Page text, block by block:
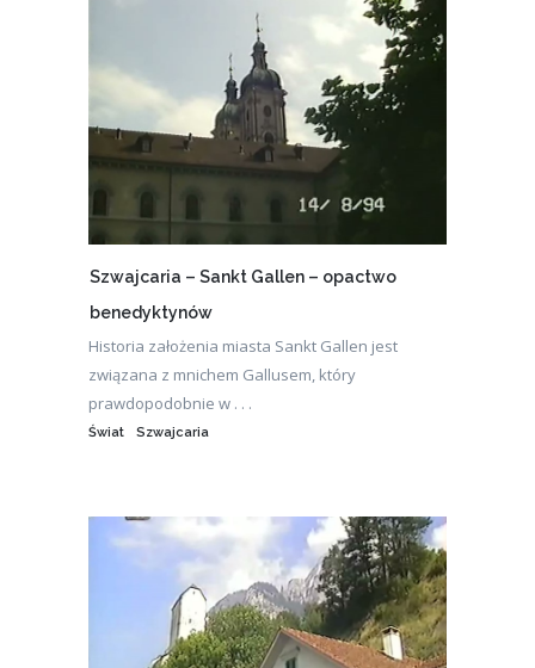
Szwajcaria – Sankt Gallen – opactwo
benedyktynów
Historia założenia miasta Sankt Gallen jest
związana z mnichem Gallusem, który
prawdopodobnie w . . .
Świat Szwajcaria